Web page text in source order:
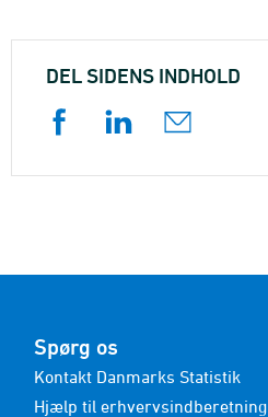
DEL SIDENS INDHOLD
Spørg os
Kontakt Danmarks Statistik
Hjælp til erhvervsindberetning